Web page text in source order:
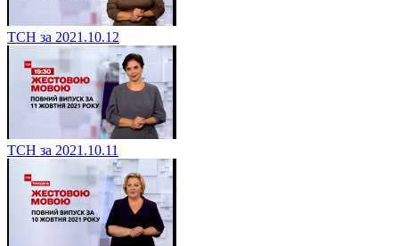
ТСН за 2021.10.12
ТСН за 2021.10.11